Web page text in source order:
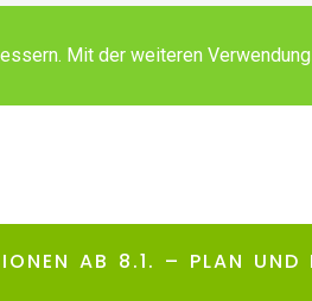
AB 8.1. – PLAN UND
Mit der weiteren